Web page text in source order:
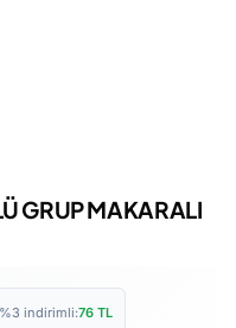
GRUP MAKARALI
indirimli:76TL